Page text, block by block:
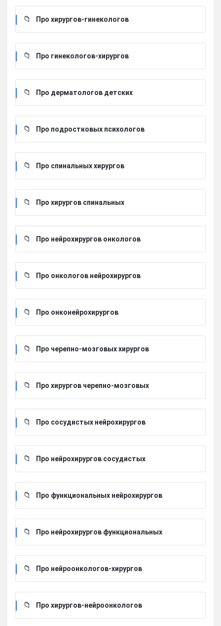
Про хирургов-гинекологов
Про гинекологов-хирургов
Про дерматологов детских
Про подростковых психологов
Про спинальных хирургов
Про хирургов cпинальных
Про нейрохирургов онкологов
Про онкологов нейрохирургов
Про онконейрохирургов
Про черепно-мозговых хирургов
Про хирургов черепно-мозговых
Про сосудистых нейрохирургов
Про нейрохирургов сосудистых
Про функциональных нейрохирургов
Про нейрохирургов функциональных
Про нейроонкологов-хирургов
Про хирургов-нейроонкологов